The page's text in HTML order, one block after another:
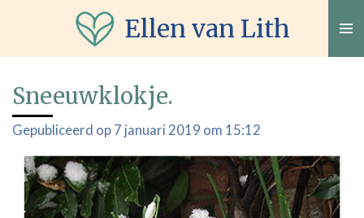
naar
de
hoofdinhoud
Ellen van Lith
Sneeuwklokje.
Gepubliceerd op 7 januari 2019 om 15:12